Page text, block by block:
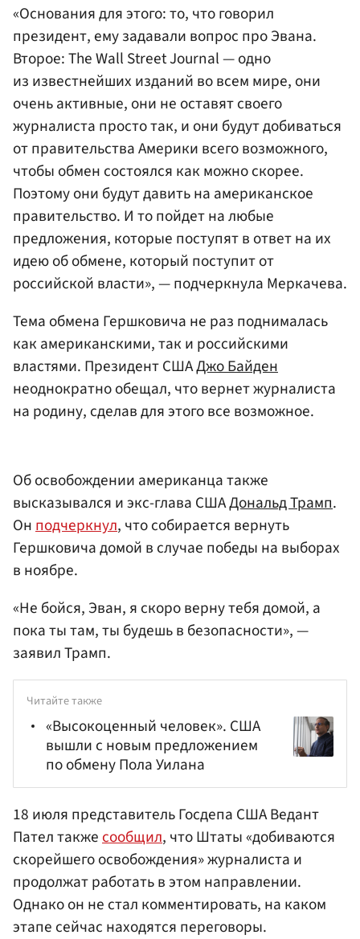
«Основания для этого: то, что говорил
президент, ему задавали вопрос про Эвана.
Второе: The Wall Street Journal — одно
из известнейших изданий во всем мире, они
очень активные, они не оставят своего
журналиста просто так, и они будут добиваться
от правительства Америки всего возможного,
чтобы обмен состоялся как можно скорее.
Поэтому они будут давить на американское
правительство. И то пойдет на любые
предложения, которые поступят в ответ на их
идею об обмене, который поступит от
российской власти», — подчеркнула Меркачева.
Тема обмена Гершковича не раз поднималась
как американскими, так и российскими
властями. Президент СШАДжо Байден
неоднократно обещал, что вернет журналиста
на родину, сделав для этого все возможное.
Об освобождении американца также
высказывался и экс-глава СШАДональд Трамп.
Онподчеркнул, что собирается вернуть
Гершковича домой в случае победы на выборах
в ноябре.
«Не бойся, Эван, я скоро верну тебя домой, а
пока ты там, ты будешь в безопасности», —
заявил Трамп.
Читайте также
«Высокоценный человек». США
вышли с новым предложением
по обмену Пола Уилана
18 июля представитель Госдепа США Ведант
Пател такжесообщил, что Штаты «добиваются
скорейшего освобождения» журналиста и
продолжат работать в этом направлении.
Однако он не стал комментировать, на каком
этапе сейчас находятся переговоры.